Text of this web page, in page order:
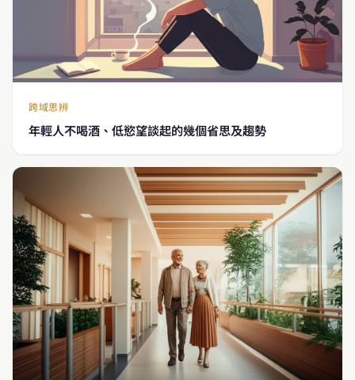
跨域思辨
年輕人不喝酒、低慾望談起的幾個省思及趨勢